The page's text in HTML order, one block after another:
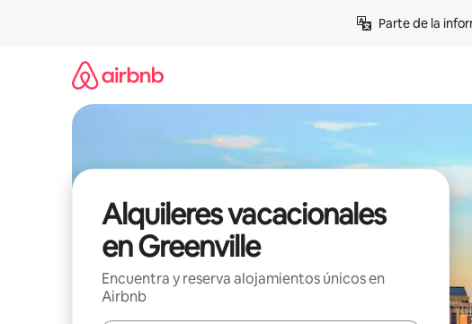
Parte de la
Alquileres vacacionales
en Greenville
Encuentra y reserva alojamientos únicos en
Airbnb